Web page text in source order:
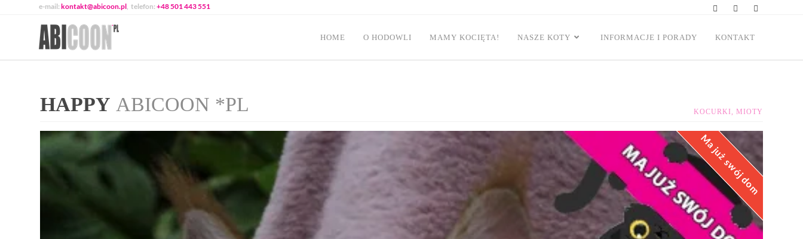
e-mail: kontakt@abicoon.pl, telefon: +48 501 443 551
HOME O HODOWLI MAMY KOCIĘTA! NASZE KOTY INFORMACJE I PORADY KONTAKT
HAPPY ABICOON *PL KOCURKI, MIOTY
Ma już swój dom